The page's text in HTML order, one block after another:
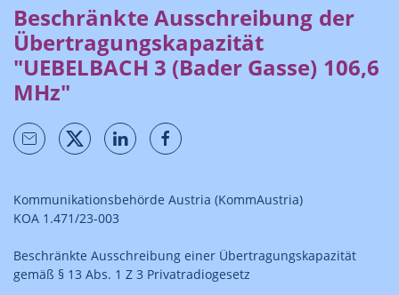
Beschränkte Ausschreibung der
Übertragungskapazität
"UEBELBACH 3 (Bader Gasse) 106,6
MHz"
Kommunikationsbehörde Austria (KommAustria)
KOA 1.471/23-003
Beschränkte Ausschreibung einer Übertragungskapazität
gemäß § 13 Abs. 1 Z 3 Privatradiogesetz